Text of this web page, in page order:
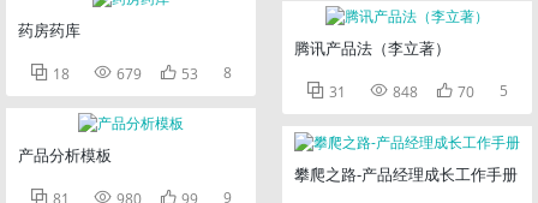
药房药库
 18  679  53 8
产品分析模板
 81  980  99 9
腾讯产品法（李立著）
 31  848  70 5
攀爬之路-产品经理成长工作手册